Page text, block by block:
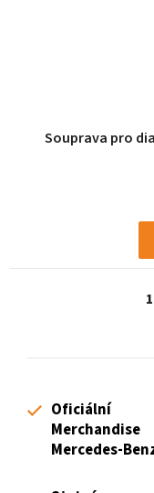
Souprava pro
Oficiální
Merchandise
Mercedes-